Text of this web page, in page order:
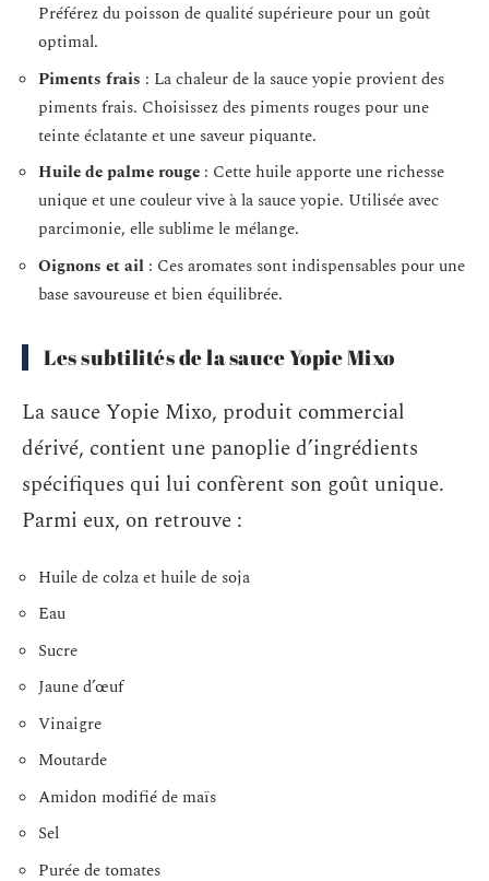
Préférez du poisson de qualité supérieure pour un goût
optimal.
Piments frais : La chaleur de la sauce yopie provient des
piments frais. Choisissez des piments rouges pour une
teinte éclatante et une saveur piquante.
Huile de palme rouge : Cette huile apporte une richesse
unique et une couleur vive à la sauce yopie. Utilisée avec
parcimonie, elle sublime le mélange.
Oignons et ail : Ces aromates sont indispensables pour une
base savoureuse et bien équilibrée.
Les subtilités de la sauce Yopie Mixo
La sauce Yopie Mixo, produit commercial
dérivé, contient une panoplie d’ingrédients
spécifiques qui lui confèrent son goût unique.
Parmi eux, on retrouve :
Huile de colza et huile de soja
Eau
Sucre
Jaune d’œuf
Vinaigre
Moutarde
Amidon modifié de maïs
Sel
Purée de tomates